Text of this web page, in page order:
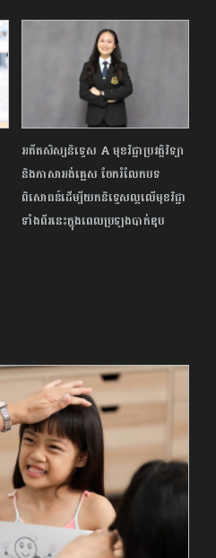
អតីតសិស្សនិទ្ទេស A មុខវិជ្ជាប្រវត្តិវិទ្យា
និងភាសាអង់គ្លេស ចែករំលែកបទ
ពិសោធន៍ដើម្បីយកនិទ្ទេសល្អលើមុខវិជ្ជា
ទាំងពីរនេះ​ក្នុងពេលប្រឡងបាក់ឌុប